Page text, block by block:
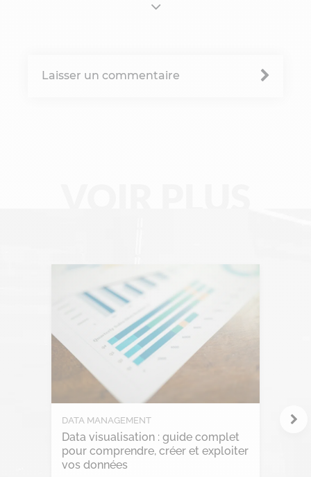
Gravity Microsoft 365
Intelligence Artificielle
Intelligence collective
Marketplace
Project management
RGPD
Transformation Digitale
Laisser un commentaire
DATA MANAGEMENT
Data visualisation : guide complet
pour comprendre, créer et exploiter
vos données